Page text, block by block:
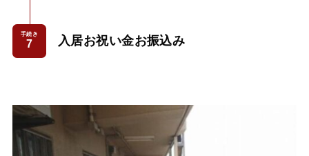
手続き 入居お祝い金お振込み